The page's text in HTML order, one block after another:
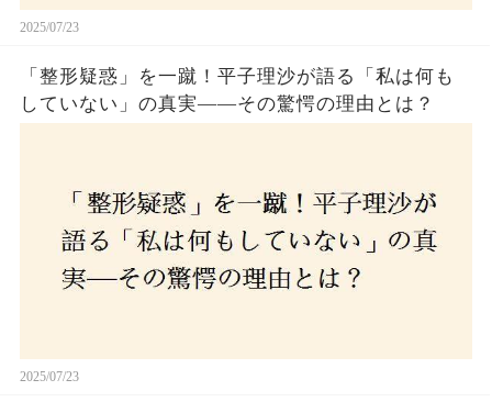
2025/07/23
「整形疑惑」を一蹴！平子理沙が語る「私は何も
していない」の真実——その驚愕の理由とは？
2025/07/23